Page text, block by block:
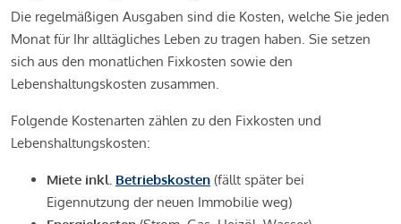
Die regelmäßigen Ausgaben sind die Kosten, welche Sie jeden
Monat für Ihr alltägliches Leben zu tragen haben. Sie setzen
sich aus den monatlichen Fixkosten sowie den
Lebenshaltungskosten zusammen.
Folgende Kostenarten zählen zu den Fixkosten und
Lebenshaltungskosten:
Miete inkl. Betriebskosten (fällt später bei
Eigennutzung der neuen Immobilie weg)